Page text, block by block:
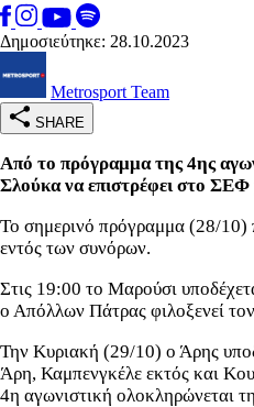
Δημοσιεύτηκε: 28.10.2023
Metrosport Team
SHARE
Από το πρόγραμμα της 4ης
Σλούκα να επιστρέφει στο
Το σημερινό πρόγραμμα (28/10)
εντός των συνόρων.
Στις 19:00 το Μαρούσι
ο Απόλλων Πάτρας φιλοξενεί
Την Κυριακή (29/10) ο Άρης
Άρη, Καμπενγκέλε εκτός και
4η αγωνιστική ολοκληρώνεται